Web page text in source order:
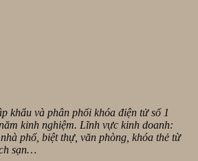
khẩu và phân phối khóa điện tử số 1
kinh nghiệm. Lĩnh vực kinh doanh:
phố, biệt thự, văn phòng, khóa thẻ từ
sạn…